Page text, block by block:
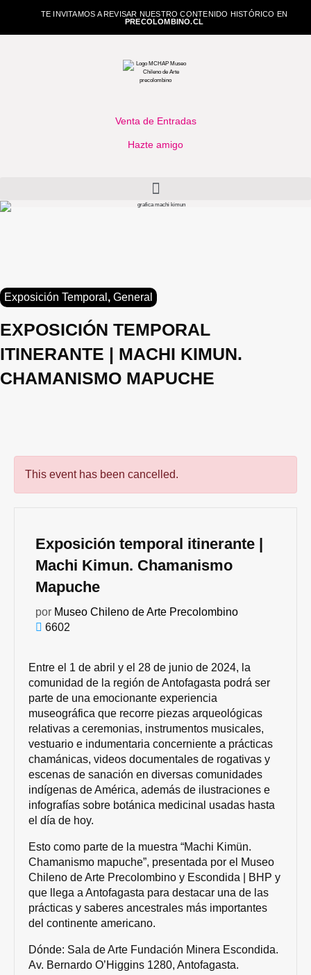
TE INVITAMOS A REVISAR NUESTRO CONTENIDO HISTÓRICO EN
PRECOLOMBINO.CL
Venta de Entradas
Hazte amigo
Exposición Temporal , General
EXPOSICIÓN TEMPORAL
ITINERANTE | MACHI KIMUN.
CHAMANISMO MAPUCHE
This event has been cancelled.
Exposición temporal itinerante |
Machi Kimun. Chamanismo
Mapuche
por Museo Chileno de Arte Precolombino
6602
Entre el 1 de abril y el 28 de junio de 2024, la
comunidad de la región de Antofagasta podrá ser
parte de una emocionante experiencia
museográfica que recorre piezas arqueológicas
relativas a ceremonias, instrumentos musicales,
vestuario e indumentaria concerniente a prácticas
chamánicas, videos documentales de rogativas y
escenas de sanación en diversas comunidades
indígenas de América, además de ilustraciones e
infografías sobre botánica medicinal usadas hasta
el día de hoy.
Esto como parte de la muestra “Machi Kimün.
Chamanismo mapuche”, presentada por el Museo
Chileno de Arte Precolombino y Escondida | BHP y
que llega a Antofagasta para destacar una de las
prácticas y saberes ancestrales más importantes
del continente americano.
Dónde: Sala de Arte Fundación Minera Escondida.
Av. Bernardo O’Higgins 1280, Antofagasta.